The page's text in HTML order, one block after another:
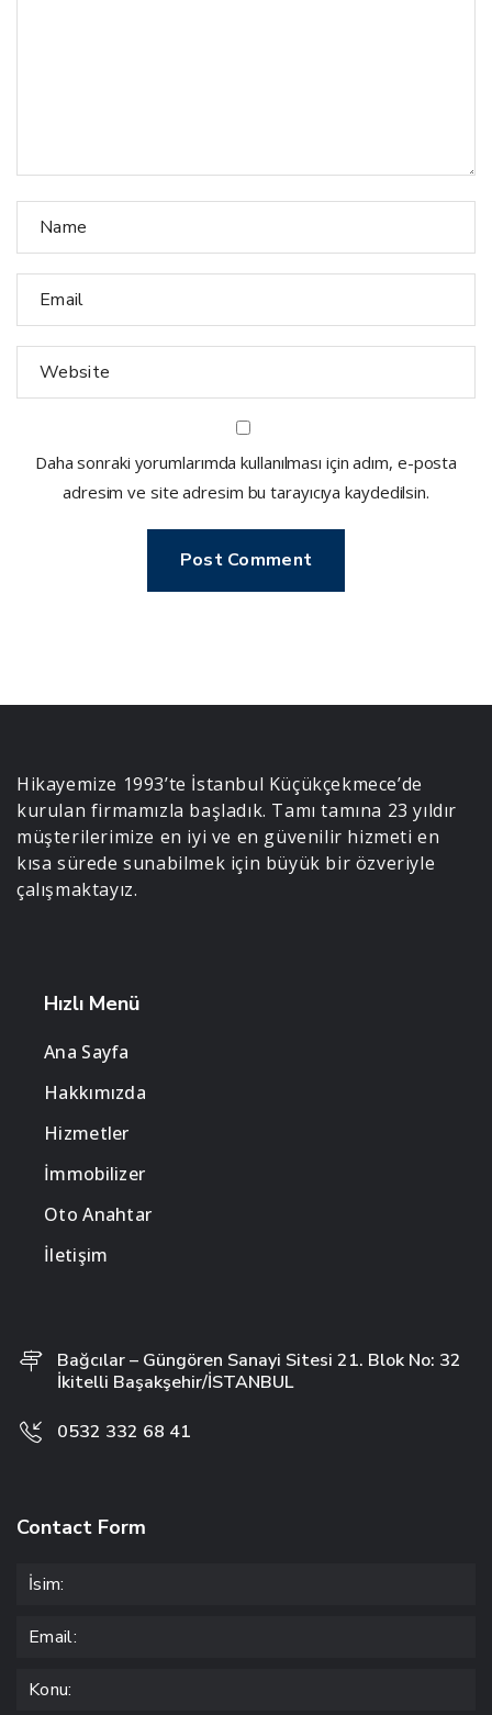
Daha sonraki yorumlarımda kullanılması için adım, e-posta
adresim ve site adresim bu tarayıcıya kaydedilsin.
Hikayemize 1993’te İstanbul Küçükçekmece’de
kurulan firmamızla başladık. Tamı tamına 23 yıldır
müşterilerimize en iyi ve en güvenilir hizmeti en
kısa sürede sunabilmek için büyük bir özveriyle
çalışmaktayız.
Hızlı Menü
Ana Sayfa
Hakkımızda
Hizmetler
İmmobilizer
Oto Anahtar
İletişim
Bağcılar – Güngören Sanayi Sitesi 21. Blok No: 32
İkitelli Başakşehir/İSTANBUL
0532 332 68 41
Contact Form